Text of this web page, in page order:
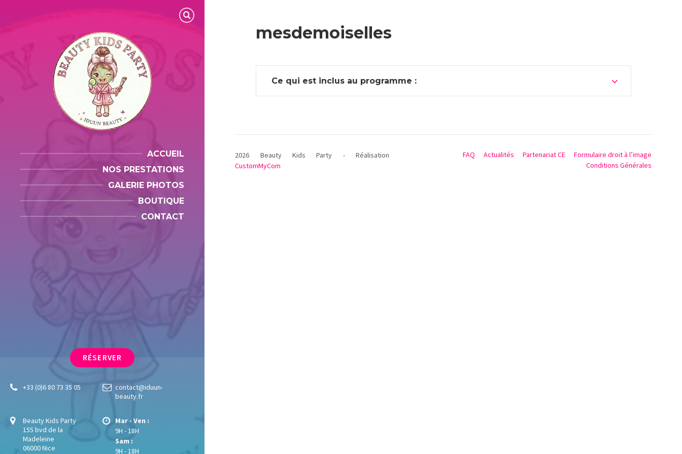
ACCUEIL
NOS PRESTATIONS
GALERIE PHOTOS
BOUTIQUE
CONTACT
RÉSERVER
+33 (0)6 80 73 35 05
contact@iduun-
beauty.fr
Beauty Kids Party
155 bvd de la
Madeleine
06000 Nice
Mar - Ven :
9H - 18H
Sam :
9H - 18H
mesdemoiselles
Ce qui est inclus au programme :
FAQ Actualités Partenariat CE
Formulaire droit à l’image
Conditions Générales
2026 Beauty Kids Party - Réalisation
CustomMyCom